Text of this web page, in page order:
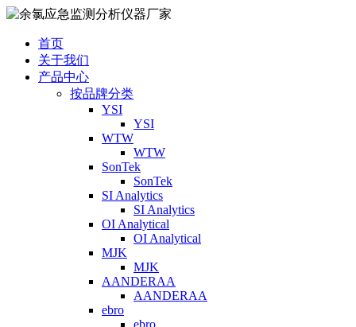
首页
关于我们
产品中心
按品牌分类
YSI
YSI
WTW
WTW
SonTek
SonTek
SI Analytics
SI Analytics
OI Analytical
OI Analytical
MJK
MJK
AANDERAA
AANDERAA
ebro
ebro